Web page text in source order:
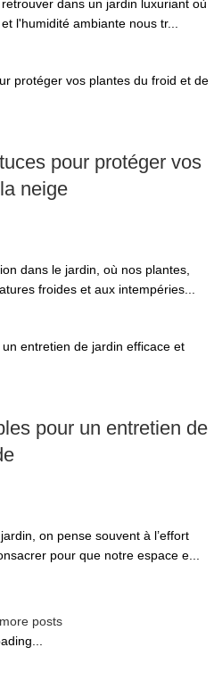
dans un jardin luxuriant où
l'humidité ambiante nous tr...
pour protéger vos
neige
dans le jardin, où nos plantes,
froides et aux intempéries...
pour un entretien de
on pense souvent à l’effort
pour que notre espace e...
posts